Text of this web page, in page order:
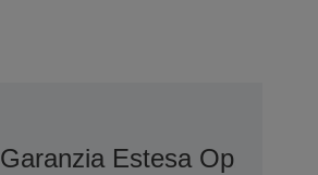
Garanzia Estesa